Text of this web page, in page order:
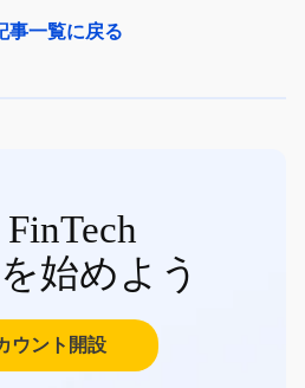
事一覧に戻る
始めよう
ウント開設